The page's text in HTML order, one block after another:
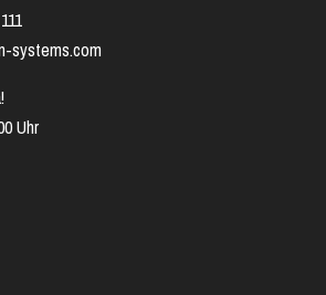
systems.com
Uhr